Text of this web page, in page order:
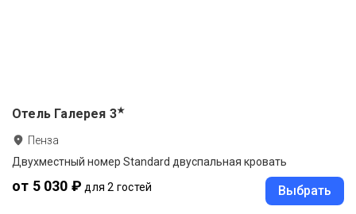
Отель Галерея 3★
Пенза
Двухместный номер Standard двуспальная кровать
от 5 030 ₽ для 2 гостей Выбрать